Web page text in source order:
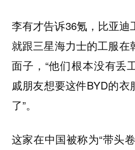
李有才告诉36氪，比亚迪
就跟三星海力士的工服在
面子，“他们根本没有丢
戚朋友想要这件BYD的衣
了”。
这家在中国被称为“带头